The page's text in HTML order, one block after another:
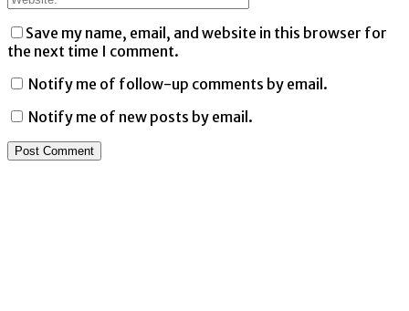
Save my name, email, and website in this browser for
the next time I comment.
Notify me of follow-up comments by email.
Notify me of new posts by email.